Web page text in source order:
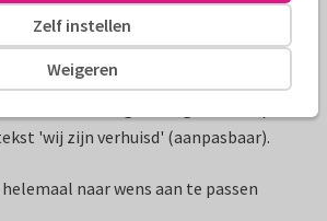
'wij zijn verhuisd' (aanpasbaar).
naar wens aan te passen
Weigeren
Zelf instellen